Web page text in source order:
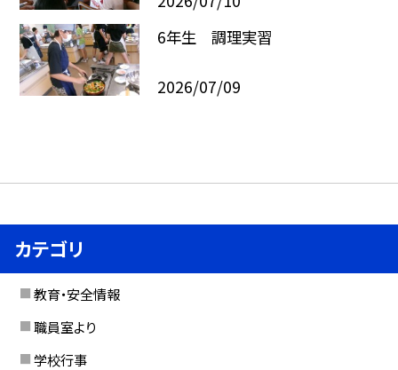
6年生 調理実習
2026/07/09
カテゴリ
教育・安全情報
職員室より
学校行事